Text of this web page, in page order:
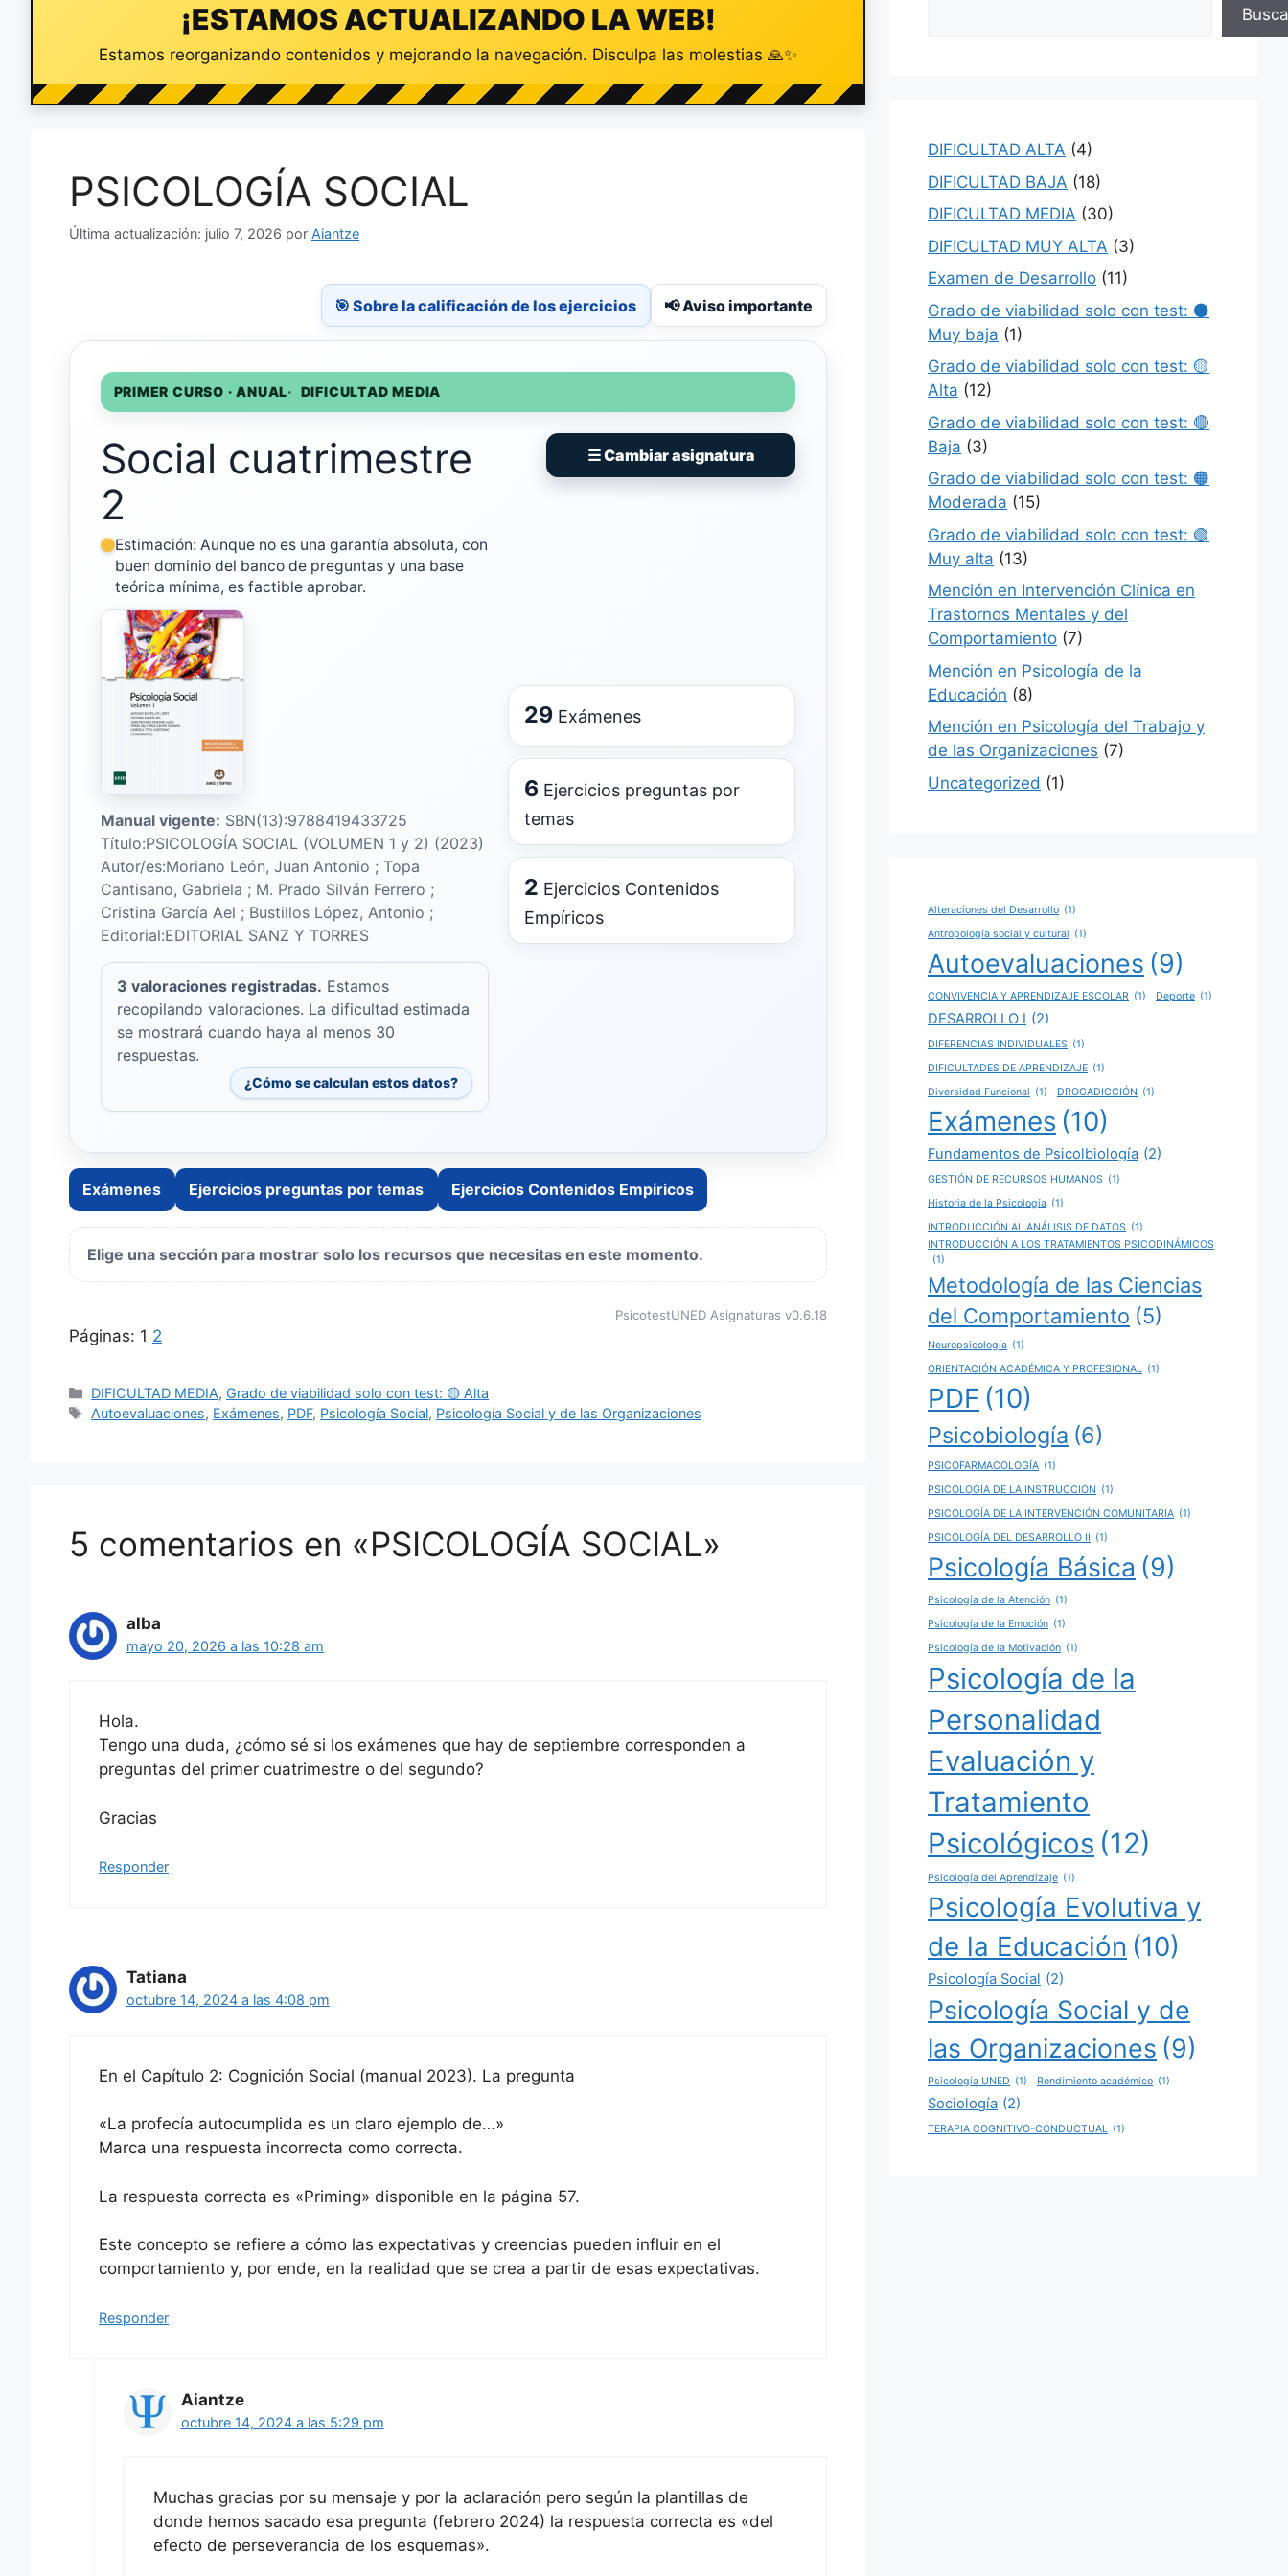
¡ESTAMOS ACTUALIZANDO LA WEB!
Estamos reorganizando contenidos y mejorando la navegación. Disculpa las molestias 🙏✨
PSICOLOGÍA SOCIAL
julio 7, 2026 por Aiantze
🎯 Sobre la calificación de los ejercicios 📢 Aviso importante
PRIMER CURSO · ANUAL DIFICULTAD MEDIA
☰ Cambiar asignatura
Social cuatrimestre
2
Estimación: Aunque no es una garantía absoluta, con
buen dominio del banco de preguntas y una base
teórica mínima, es factible aprobar.
Manual vigente: SBN(13):9788419433725
Título:PSICOLOGÍA SOCIAL (VOLUMEN 1 y 2) (2023)
Autor/es:Moriano León, Juan Antonio ; Topa
Cantisano, Gabriela ; M. Prado Silván Ferrero ;
Cristina García Ael ; Bustillos López, Antonio ;
Editorial:EDITORIAL SANZ Y TORRES
3 valoraciones registradas. Estamos
recopilando valoraciones. La dificultad estimada
se mostrará cuando haya al menos 30
respuestas.
¿Cómo se calculan estos datos?
29 Exámenes
6 Ejercicios preguntas por
temas
2 Ejercicios Contenidos
Empíricos
Exámenes Ejercicios preguntas por temas Ejercicios Contenidos Empíricos
Elige una sección para mostrar solo los recursos que necesitas en este momento.
PsicotestUNED Asignaturas v0.6.18
Páginas: 1 2
Categorías
DIFICULTAD MEDIA, Grado de viabilidad solo con test: 🟡 Alta
Etiquetas
Autoevaluaciones, Exámenes, PDF, Psicología Social, Psicología Social y de las Organizaciones
5 comentarios en «PSICOLOGÍA SOCIAL»
alba
mayo 20, 2026 a las 10:28 am
Hola.
Tengo una duda, ¿cómo sé si los exámenes que hay de septiembre corresponden a
preguntas del primer cuatrimestre o del segundo?
Gracias
Responder
Tatiana
octubre 14, 2024 a las 4:08 pm
En el Capítulo 2: Cognición Social (manual 2023). La pregunta
«La profecía autocumplida es un claro ejemplo de…»
Marca una respuesta incorrecta como correcta.
La respuesta correcta es «Priming» disponible en la página 57.
Este concepto se refiere a cómo las expectativas y creencias pueden influir en el
comportamiento y, por ende, en la realidad que se crea a partir de esas expectativas.
Responder
Aiantze
octubre 14, 2024 a las 5:29 pm
Muchas gracias por su mensaje y por la aclaración pero según la plantillas de
donde hemos sacado esa pregunta (febrero 2024) la respuesta correcta es «del
efecto de perseverancia de los esquemas».
DIFICULTAD ALTA (4)
DIFICULTAD BAJA (18)
DIFICULTAD MEDIA (30)
DIFICULTAD MUY ALTA (3)
Examen de Desarrollo (11)
Grado de viabilidad solo con test: ⚫
Muy baja (1)
Grado de viabilidad solo con test: 🟡
Alta (12)
Grado de viabilidad solo con test: 🔴
Baja (3)
Grado de viabilidad solo con test: 🟠
Moderada (15)
Grado de viabilidad solo con test: 🟢
Muy alta (13)
Mención en Intervención Clínica en
Trastornos Mentales y del
Comportamiento (7)
Mención en Psicología de la
Educación (8)
Mención en Psicología del Trabajo y
de las Organizaciones (7)
Uncategorized (1)
Alteraciones del Desarrollo (1)
Antropología social y cultural (1)
Autoevaluaciones (9)
CONVIVENCIA Y APRENDIZAJE ESCOLAR (1) Deporte (1)
DESARROLLO I (2)
DIFERENCIAS INDIVIDUALES (1)
DIFICULTADES DE APRENDIZAJE (1)
Diversidad Funcional (1) DROGADICCIÓN (1)
Exámenes (10)
Fundamentos de Psicolbiología (2)
GESTIÓN DE RECURSOS HUMANOS (1)
Historia de la Psicología (1)
INTRODUCCIÓN AL ANÁLISIS DE DATOS (1)
INTRODUCCIÓN A LOS TRATAMIENTOS PSICODINÁMICOS
(1)
Metodología de las Ciencias
del Comportamiento (5)
Neuropsicología (1)
ORIENTACIÓN ACADÉMICA Y PROFESIONAL (1)
PDF (10)
Psicobiología (6)
PSICOFARMACOLOGÍA (1)
PSICOLOGÍA DE LA INSTRUCCIÓN (1)
PSICOLOGÍA DE LA INTERVENCIÓN COMUNITARIA (1)
PSICOLOGÍA DEL DESARROLLO II (1)
Psicología Básica (9)
Psicología de la Atención (1)
Psicología de la Emoción (1)
Psicología de la Motivación (1)
Psicología de la
Personalidad
Evaluación y
Tratamiento
Psicológicos (12)
Psicología del Aprendizaje (1)
Psicología Evolutiva y
de la Educación (10)
Psicología Social (2)
Psicología Social y de
las Organizaciones (9)
Psicología UNED (1) Rendimiento académico (1)
Sociología (2)
TERAPIA COGNITIVO-CONDUCTUAL (1)